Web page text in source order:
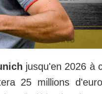
jusqu'en 2026 à
25 millions